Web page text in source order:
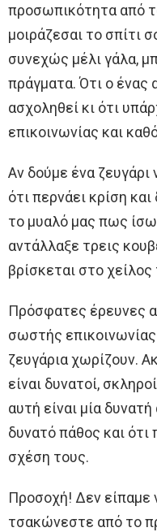
προσωπικότητα από
μοιράζεσαι το σπίτι
συνεχώς μέλι γάλα,
πράγματα. Ότι ο ένας
ασχοληθεί κι ότι
επικοινωνίας και
Αν δούμε ένα ζευγάρι
ότι περνάει κρίση
το μυαλό μας πως
αντάλλαξε τρεις
βρίσκεται στο
Πρόσφατες έρευνες
σωστής
ζευγάρια χωρίζουν.
είναι δυνατοί,
αυτή είναι μία
δυνατό πάθος και ότι
σχέση τους.
Προσοχή! Δεν είπαμε
τσακώνεστε από το